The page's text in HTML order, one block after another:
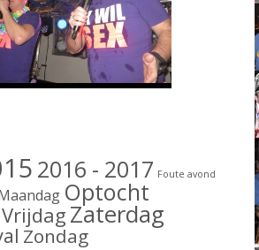
2016 - 2017 Foute avond
Optocht
Vrijdag Zaterdag
Zondag